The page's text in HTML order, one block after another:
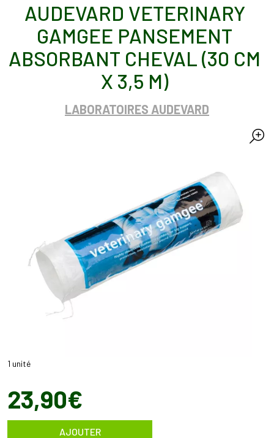
AUDEVARD VETERINARY
GAMGEE PANSEMENT
ABSORBANT CHEVAL (30 CM
X 3,5 M)
LABORATOIRES AUDEVARD
1 unité
23,90€
AJOUTER